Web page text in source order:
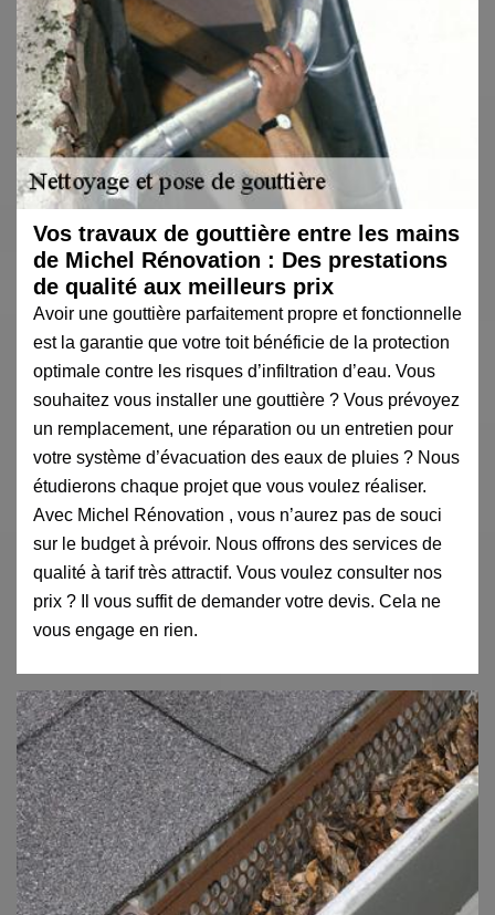
Vos travaux de gouttière entre les mains
de Michel Rénovation : Des prestations
de qualité aux meilleurs prix
Avoir une gouttière parfaitement propre et fonctionnelle
est la garantie que votre toit bénéficie de la protection
optimale contre les risques d’infiltration d’eau. Vous
souhaitez vous installer une gouttière ? Vous prévoyez
un remplacement, une réparation ou un entretien pour
votre système d’évacuation des eaux de pluies ? Nous
étudierons chaque projet que vous voulez réaliser.
Avec Michel Rénovation , vous n’aurez pas de souci
sur le budget à prévoir. Nous offrons des services de
qualité à tarif très attractif. Vous voulez consulter nos
prix ? Il vous suffit de demander votre devis. Cela ne
vous engage en rien.